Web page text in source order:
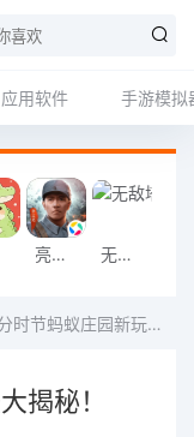
应用软件 手游模拟
亮剑2026官方版 无敌塔防王游戏
节蚂蚁庄园新玩法大揭秘！
揭秘！